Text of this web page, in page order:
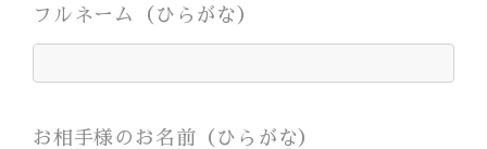
フルネーム（ひらがな）
お相手様のお名前（ひらがな）